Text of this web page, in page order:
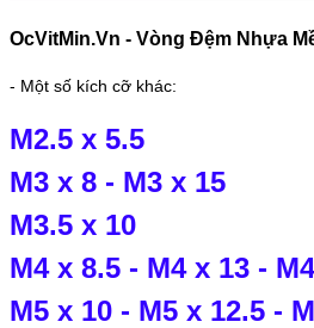
OcVitMin.Vn - Vòng Đệm Nhựa
- Một số kích cỡ khác:
M2.5 x 5.5
M3 x 8 - M3 x 15
M3.5 x 10
M4 x 8.5 - M4 x 13 -
M5 x 10 - M5 x 12.5 -